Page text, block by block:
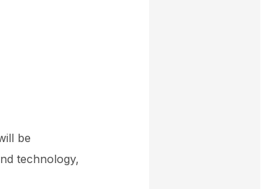
be
technology,